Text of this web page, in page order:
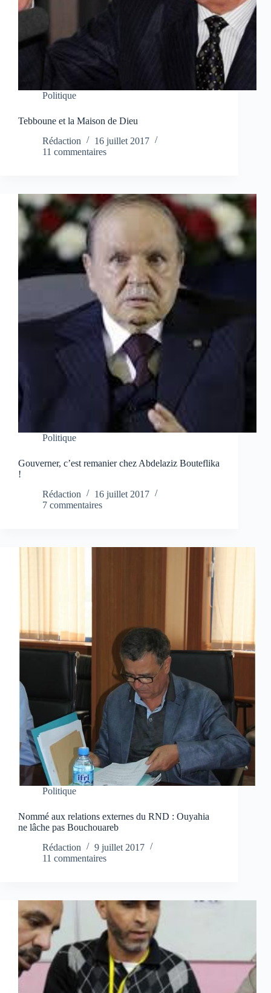
Politique
Tebboune et la Maison de Dieu
Rédaction
16 juillet 2017
11 commentaires
Politique
Gouverner, c’est remanier chez Abdelaziz Bouteflika
!
Rédaction
16 juillet 2017
7 commentaires
Politique
Nommé aux relations externes du RND : Ouyahia
ne lâche pas Bouchouareb
Rédaction
9 juillet 2017
11 commentaires